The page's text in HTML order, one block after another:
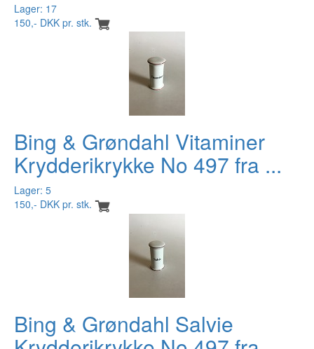
Lager: 17
150,- DKK pr. stk.
Bing & Grøndahl Vitaminer
Krydderikrykke No 497 fra ...
Lager: 5
150,- DKK pr. stk.
Bing & Grøndahl Salvie